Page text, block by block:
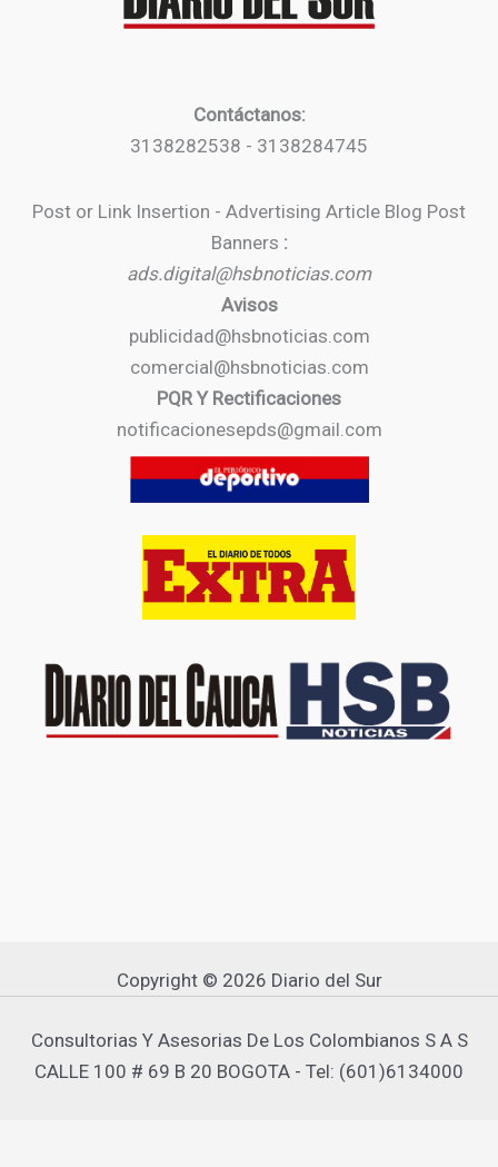
Contáctanos:
3138282538 - 3138284745
Post or Link Insertion - Advertising Article Blog Post
Banners :
ads.digital@hsbnoticias.com
Avisos
publicidad@hsbnoticias.com
comercial@hsbnoticias.com
PQR Y Rectificaciones
notificacionesepds@gmail.com
Copyright © 2026 Diario del Sur
Consultorias Y Asesorias De Los Colombianos S A S
CALLE 100 # 69 B 20 BOGOTA - Tel: (601)6134000